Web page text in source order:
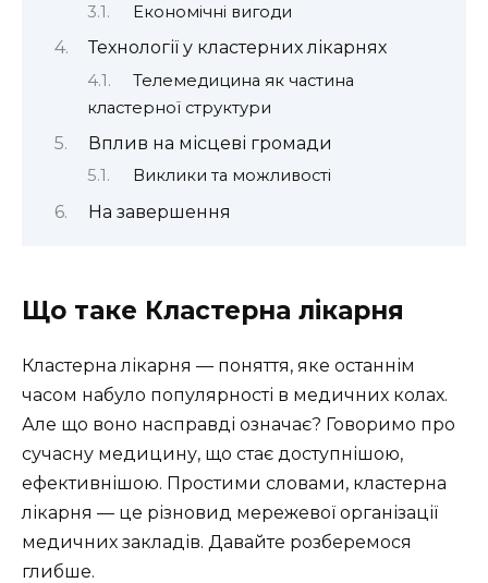
Економічні вигоди
Технології у кластерних лікарнях
Телемедицина як частина
кластерної структури
Вплив на місцеві громади
Виклики та можливості
На завершення
Що таке Кластерна лікарня
Кластерна лікарня — поняття, яке останнім
часом набуло популярності в медичних колах.
Але що воно насправді означає? Говоримо про
сучасну медицину, що стає доступнішою,
ефективнішою. Простими словами, кластерна
лікарня — це різновид мережевої організації
медичних закладів. Давайте розберемося
глибше.